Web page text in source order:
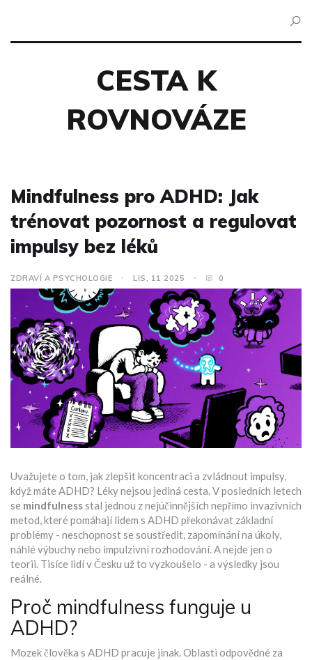
CESTA K
ROVNOVÁZE
Mindfulness pro ADHD: Jak
trénovat pozornost a regulovat
impulsy bez léků
ZDRAVÍ A PSYCHOLOGIE LIS, 11 2025 0
Uvažujete o tom, jak zlepšit koncentraci a zvládnout impulsy,
když máte ADHD? Léky nejsou jediná cesta. V posledních letech
se mindfulnessstal jednou z nejúčinnějších nepřímo invazivních
metod, které pomáhají lidem s ADHD překonávat základní
problémy - neschopnost se soustředit, zapomínání na úkoly,
náhlé výbuchy nebo impulzivní rozhodování. A nejde jen o
teorii. Tisíce lidí v Česku už to vyzkoušelo - a výsledky jsou
reálné.
Proč mindfulness funguje u
ADHD?
Mozek člověka s ADHD pracuje jinak. Oblasti odpovědné za